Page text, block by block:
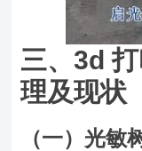
三、3d
理及现状
（一）光敏